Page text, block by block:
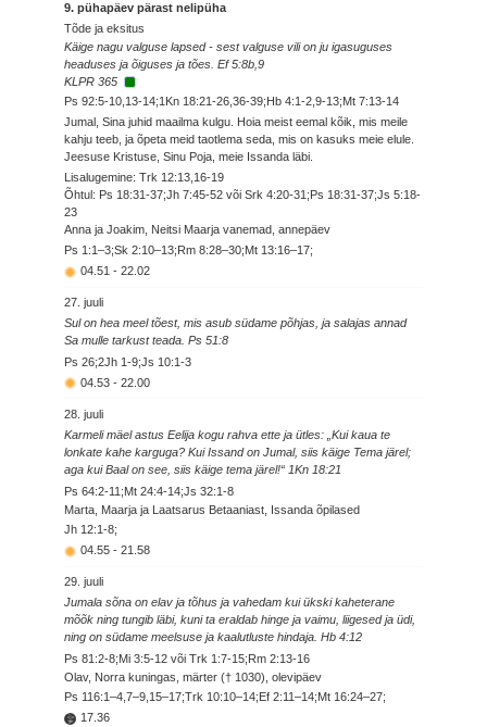
9. pühapäev pärast nelipüha
Tõde ja eksitus
Käige nagu valguse lapsed - sest valguse vili on ju igasuguses
headuses ja õiguses ja tões. Ef 5:8b,9
KLPR 365
Ps 92:5-10,13-14;1Kn 18:21-26,36-39;Hb 4:1-2,9-13;Mt 7:13-14
Jumal, Sina juhid maailma kulgu. Hoia meist eemal kõik, mis meile
kahju teeb, ja õpeta meid taotlema seda, mis on kasuks meie elule.
Jeesuse Kristuse, Sinu Poja, meie Issanda läbi.
Lisalugemine: Trk 12:13,16-19
Õhtul: Ps 18:31-37;Jh 7:45-52 või Srk 4:20-31;Ps 18:31-37;Js 5:18-
23
Anna ja Joakim, Neitsi Maarja vanemad, annepäev
Ps 1:1–3;Sk 2:10–13;Rm 8:28–30;Mt 13:16–17;
04.51 - 22.02
27. juuli
Sul on hea meel tõest, mis asub südame põhjas, ja salajas annad
Sa mulle tarkust teada. Ps 51:8
Ps 26;2Jh 1-9;Js 10:1-3
04.53 - 22.00
28. juuli
Karmeli mäel astus Eelija kogu rahva ette ja ütles: „Kui kaua te
lonkate kahe karguga? Kui Issand on Jumal, siis käige Tema järel;
aga kui Baal on see, siis käige tema järel!“ 1Kn 18:21
Ps 64:2-11;Mt 24:4-14;Js 32:1-8
Marta, Maarja ja Laatsarus Betaaniast, Issanda õpilased
Jh 12:1-8;
04.55 - 21.58
29. juuli
Jumala sõna on elav ja tõhus ja vahedam kui ükski kaheterane
mõõk ning tungib läbi, kuni ta eraldab hinge ja vaimu, liigesed ja üdi,
ning on südame meelsuse ja kaalutluste hindaja. Hb 4:12
Ps 81:2-8;Mi 3:5-12 või Trk 1:7-15;Rm 2:13-16
Olav, Norra kuningas, märter († 1030), olevipäev
Ps 116:1–4,7–9,15–17;Trk 10:10–14;Ef 2:11–14;Mt 16:24–27;
17.36